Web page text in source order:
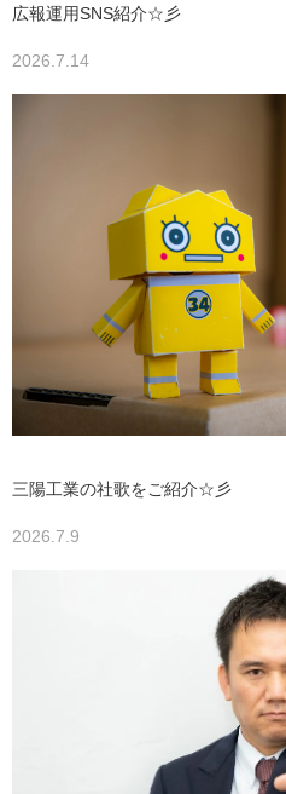
広報運用SNS紹介☆彡
2026.7.14
三陽工業の社歌をご紹介☆彡
2026.7.9